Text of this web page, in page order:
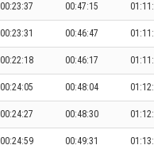
00:23:37 00:47:15
00:23:31 00:46:47
00:22:18 00:46:17
00:24:05 00:48:04
00:24:27 00:48:30
00:24:59 00:49:31